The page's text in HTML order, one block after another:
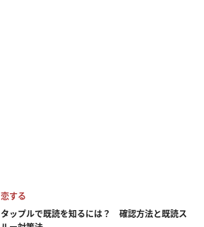
恋する
タップルで既読を知るには？ 確認方法と既読ス